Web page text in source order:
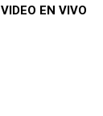
VIDEO EN VIVO